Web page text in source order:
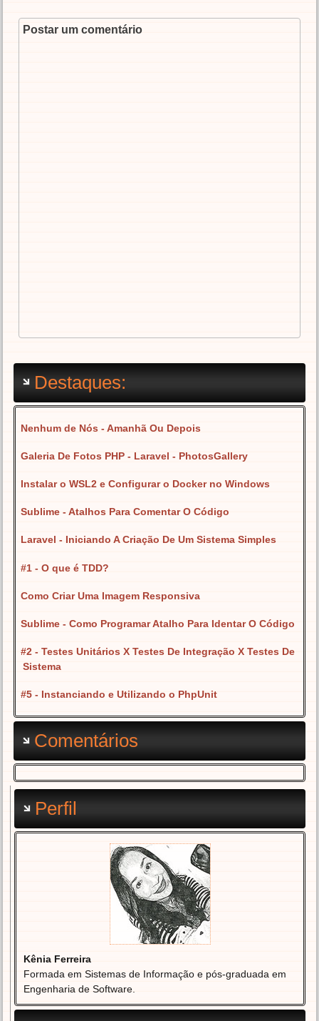
Postar um comentário
Destaques:
Nenhum de Nós - Amanhã Ou Depois
Galeria De Fotos PHP - Laravel - PhotosGallery
Instalar o WSL2 e Configurar o Docker no Windows
Sublime - Atalhos Para Comentar O Código
Laravel - Iniciando A Criação De Um Sistema Simples
#1 - O que é TDD?
Como Criar Uma Imagem Responsiva
Sublime - Como Programar Atalho Para Identar O Código
#2 - Testes Unitários X Testes De Integração X Testes De
Sistema
#5 - Instanciando e Utilizando o PhpUnit
Comentários
Perfil
Kênia Ferreira
Formada em Sistemas de Informação e pós-graduada em
Engenharia de Software.